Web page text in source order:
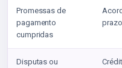
Promessas de
pagamento
cumpridas
prazo
Disputas ou